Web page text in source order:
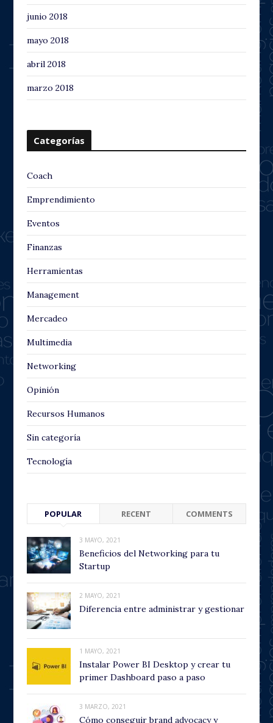
junio 2018
mayo 2018
abril 2018
marzo 2018
Categorías
Coach
Emprendimiento
Eventos
Finanzas
Herramientas
Management
Mercadeo
Multimedia
Networking
Opinión
Recursos Humanos
Sin categoría
Tecnología
POPULAR RECENT COMMENTS
3 MAYO, 2021
Beneficios del Networking para tu
Startup
2 MAYO, 2021
Diferencia entre administrar y gestionar
1 MAYO, 2021
Instalar Power BI Desktop y crear tu
primer Dashboard paso a paso
3 MARZO, 2021
Cómo conseguir brand advocacy y